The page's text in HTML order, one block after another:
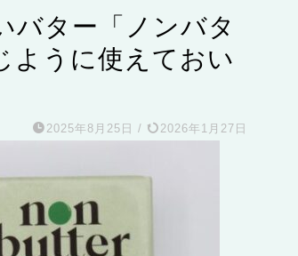
バター「ノンバタ
ように使えておい
2025年8月25日 / 2026年1月27日